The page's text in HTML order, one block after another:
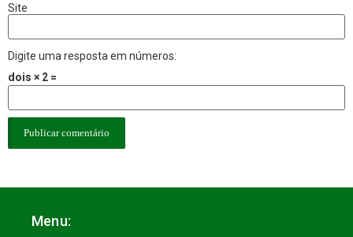
Site
Digite uma resposta em números:
dois × 2 =
Menu: